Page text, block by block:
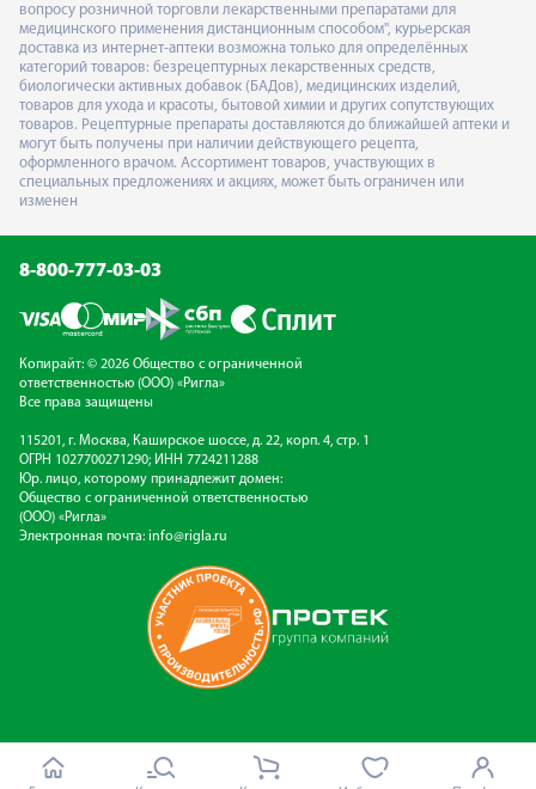
вопросу розничной торговли лекарственными препаратами для
медицинского применения дистанционным способом", курьерская
доставка из интернет-аптеки возможна только для определённых
категорий товаров: безрецептурных лекарственных средств,
биологически активных добавок (БАДов), медицинских изделий,
товаров для ухода и красоты, бытовой химии и других сопутствующих
товаров. Рецептурные препараты доставляются до ближайшей аптеки и
могут быть получены при наличии действующего рецепта,
оформленного врачом. Ассортимент товаров, участвующих в
специальных предложениях и акциях, может быть ограничен или
изменен
8-800-777-03-03
Копирайт: © 2026 Общество с ограниченной
ответственностью (ООО) «Ригла»
Все права защищены
115201, г. Москва, Каширское шоссе, д. 22, корп. 4, стр. 1
ОГРН 1027700271290; ИНН 7724211288
Юр. лицо, которому принадлежит домен:
Общество с ограниченной ответственностью
(ООО) «Ригла»
Электронная почта: info@rigla.ru